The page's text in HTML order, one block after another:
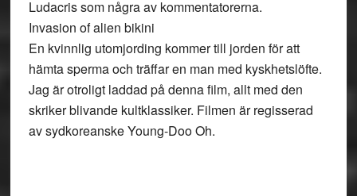
Ludacris som några av kommentatorerna.
Invasion of alien bikini
En kvinnlig utomjording kommer till jorden för att
hämta sperma och träffar en man med kyskhetslöfte.
Jag är otroligt laddad på denna film, allt med den
skriker blivande kultklassiker. Filmen är regisserad
av sydkoreanske Young-Doo Oh.